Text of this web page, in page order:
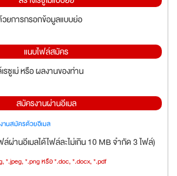
วยการกรอกข้อมูลแบบย่อ
แนบไฟล์สมัคร
ซูเม่ หรือ ผลงานของท่าน
สมัครงานผ่านอีเมล
านสมัครด้วยอีเมล
ผ่านอีเมลได้ไฟล์ละไม่เกิน 10 MB จำกัด 3 ไฟล์)
*.jpeg, *.png หรือ *.doc, *.docx, *.pdf